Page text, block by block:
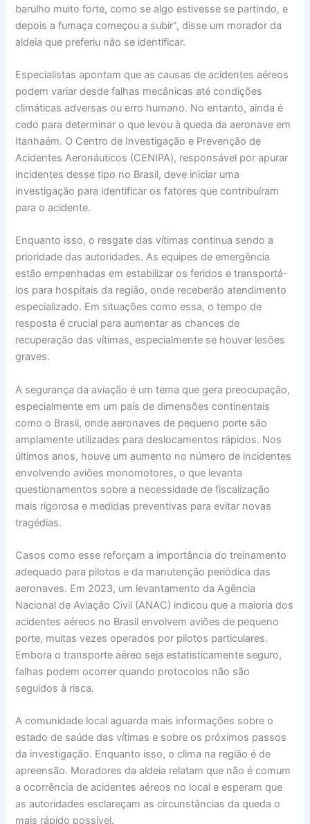
barulho muito forte, como se algo estivesse se partindo, e
depois a fumaça começou a subir”, disse um morador da
aldeia que preferiu não se identificar.
Especialistas apontam que as causas de acidentes aéreos
podem variar desde falhas mecânicas até condições
climáticas adversas ou erro humano. No entanto, ainda é
cedo para determinar o que levou à queda da aeronave em
Itanhaém. O Centro de Investigação e Prevenção de
Acidentes Aeronáuticos (CENIPA), responsável por apurar
incidentes desse tipo no Brasil, deve iniciar uma
investigação para identificar os fatores que contribuíram
para o acidente.
Enquanto isso, o resgate das vítimas continua sendo a
prioridade das autoridades. As equipes de emergência
estão empenhadas em estabilizar os feridos e transportá-
los para hospitais da região, onde receberão atendimento
especializado. Em situações como essa, o tempo de
resposta é crucial para aumentar as chances de
recuperação das vítimas, especialmente se houver lesões
graves.
A segurança da aviação é um tema que gera preocupação,
especialmente em um país de dimensões continentais
como o Brasil, onde aeronaves de pequeno porte são
amplamente utilizadas para deslocamentos rápidos. Nos
últimos anos, houve um aumento no número de incidentes
envolvendo aviões monomotores, o que levanta
questionamentos sobre a necessidade de fiscalização
mais rigorosa e medidas preventivas para evitar novas
tragédias.
Casos como esse reforçam a importância do treinamento
adequado para pilotos e da manutenção periódica das
aeronaves. Em 2023, um levantamento da Agência
Nacional de Aviação Civil (ANAC) indicou que a maioria dos
acidentes aéreos no Brasil envolvem aviões de pequeno
porte, muitas vezes operados por pilotos particulares.
Embora o transporte aéreo seja estatisticamente seguro,
falhas podem ocorrer quando protocolos não são
seguidos à risca.
A comunidade local aguarda mais informações sobre o
estado de saúde das vítimas e sobre os próximos passos
da investigação. Enquanto isso, o clima na região é de
apreensão. Moradores da aldeia relatam que não é comum
a ocorrência de acidentes aéreos no local e esperam que
as autoridades esclareçam as circunstâncias da queda o
mais rápido possível.